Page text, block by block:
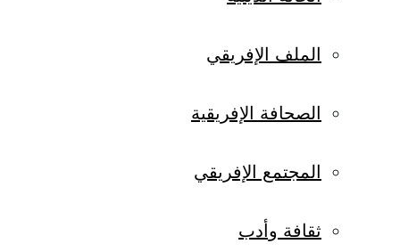
الملف الإفريقي
الصحافة الإفريقية
المجتمع الإفريقي
ثقافة وأدب